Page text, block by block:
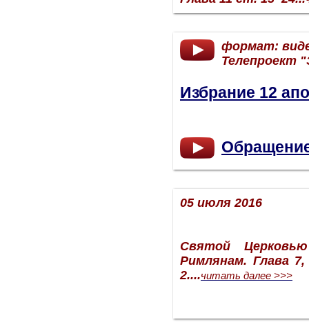
формат:
Телепроект
Избрание 12
05 июля 2016
Святой
Римлянам. Глава
2....читать далее >>>